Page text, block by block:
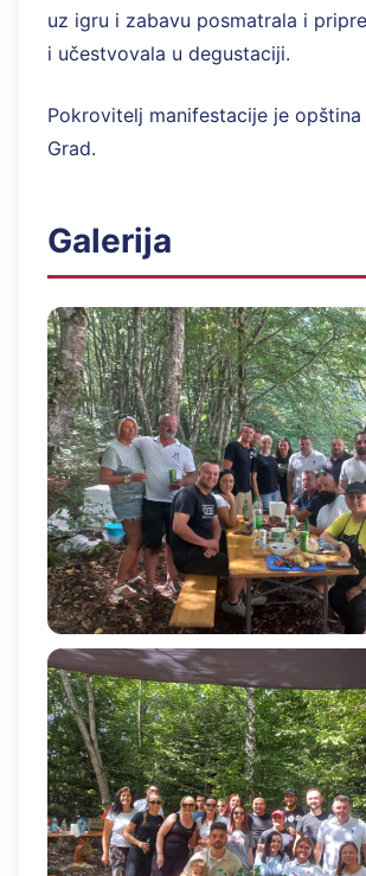
uz igru i zabavu posmatrala i
i učestvovala u degustaciji.
Pokrovitelj manifestacije je
Grad.
Galerija